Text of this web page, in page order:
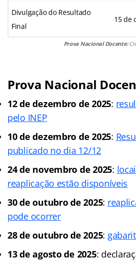
Divulgação do Resultado
Final
15 de
Prova Nacional Docente:
Prova Nacional
12 de dezembro de 2025:
pelo INEP
10 de dezembro de 2025:
publicado no dia 12/12
24 de novembro de 2025:
reaplicação estão disponíveis
30 de outubro de 2025:
pode ocorrer
28 de outubro de 2025:
13 de agosto de 2025: